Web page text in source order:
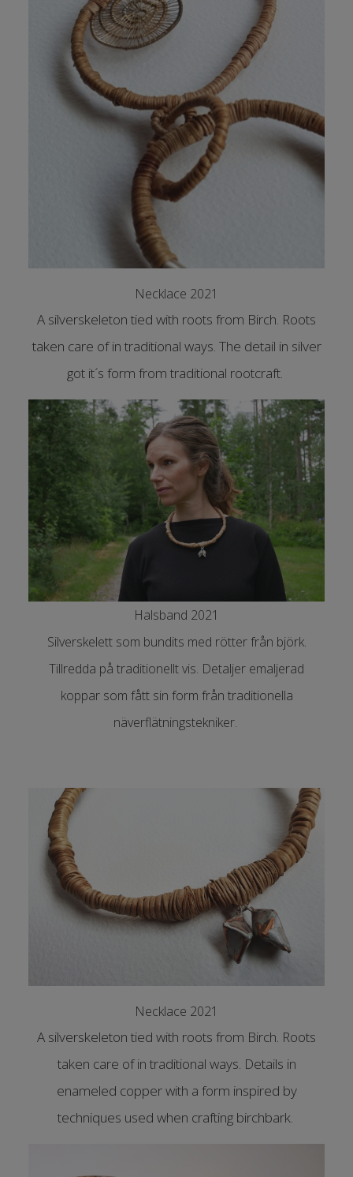
Necklace 2021
A silverskeleton tied with roots from Birch. Roots
taken care of in traditional ways. The detail in silver
got it´s form from traditional rootcraft.
Halsband 2021
Silverskelett som bundits med rötter från björk.
Tillredda på traditionellt vis. Detaljer emaljerad
koppar som fått sin form från traditionella
näverflätningstekniker.
Necklace 2021
A silverskeleton tied with roots from Birch. Roots
taken care of in traditional ways. Details in
enameled copper with a form inspired by
techniques used when crafting birchbark.